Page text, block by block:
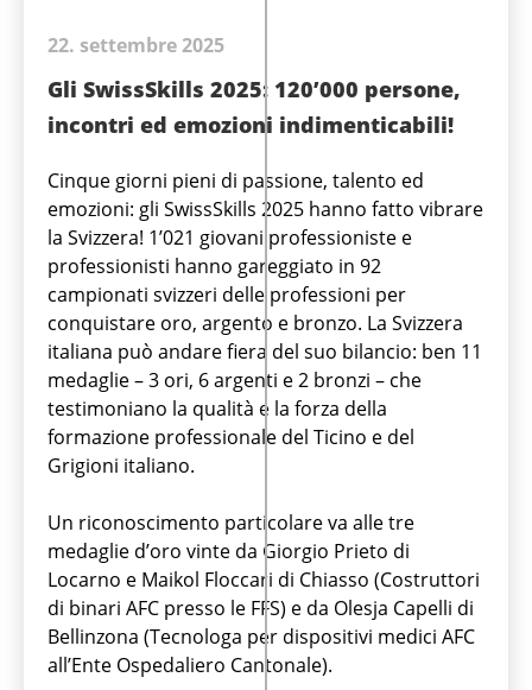
22. settembre 2025
Gli SwissSkills 2025: 120’000 persone,
incontri ed emozioni indimenticabili!
Cinque giorni pieni di passione, talento ed
emozioni: gli SwissSkills 2025 hanno fatto vibrare
la Svizzera! 1’021 giovani professioniste e
professionisti hanno gareggiato in 92
campionati svizzeri delle professioni per
conquistare oro, argento e bronzo. La Svizzera
italiana può andare fiera del suo bilancio: ben 11
medaglie – 3 ori, 6 argenti e 2 bronzi – che
testimoniano la qualità e la forza della
formazione professionale del Ticino e del
Grigioni italiano.
Un riconoscimento particolare va alle tre
medaglie d’oro vinte da Giorgio Prieto di
Locarno e Maikol Floccari di Chiasso (Costruttori
di binari AFC presso le FFS) e da Olesja Capelli di
Bellinzona (Tecnologa per dispositivi medici AFC
all’Ente Ospedaliero Cantonale).